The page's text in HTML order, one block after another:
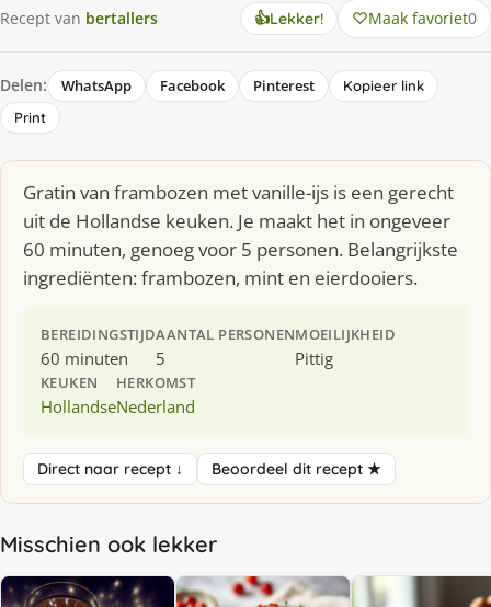
Recept van bertallers 👍Lekker! Maak favoriet0
Delen: WhatsApp Facebook Pinterest
Kopieer link
Print
Gratin van frambozen met vanille-ijs is een gerecht
uit de Hollandse keuken. Je maakt het in ongeveer
60 minuten, genoeg voor 5 personen. Belangrijkste
ingrediënten: frambozen, mint en eierdooiers.
BEREIDINGSTIJD
60 minuten
AANTAL PERSONEN
5
MOEILIJKHEID
Pittig
KEUKEN
Hollandse
HERKOMST
Nederland
Direct naar recept ↓ Beoordeel dit recept ★
Misschien ook lekker